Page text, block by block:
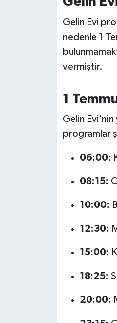
Gelin Evi
nedenle 1
vermiştir.
1
Gelin Evi'nin
programlar
06:00:
08:15:
10:00:
12:30:
15:00:
18:25:
20:00:
OTOMOTİV
Resmi İlanlar
SÜRMANŞET